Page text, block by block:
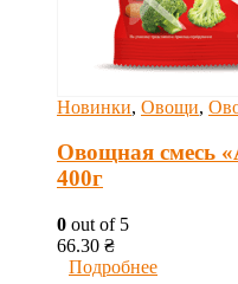
Новинки, Овощи,
Овощная смесь
400г
0 out of 5
66.30 ₴
Подробнее